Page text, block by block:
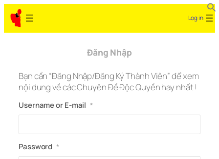
Skip
to
content
Log in
Đăng Nhập
Bạn cần “Đăng Nhập/Đăng Ký Thành Viên” để xem
nội dung về các Chuyên Đề Độc Quyền hay nhất !
Username or E-mail *
Password *